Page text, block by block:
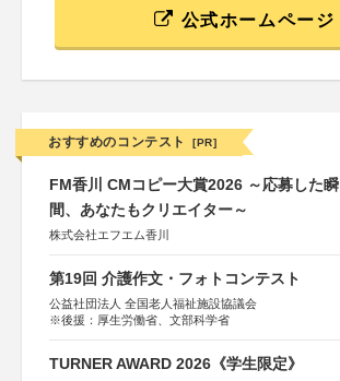
公式ホームページ
おすすめのコンテスト [PR]
FM香川 CMコピー大賞2026 ～応募した瞬
間、あなたもクリエイター～
株式会社エフエム香川
第19回 介護作文・フォトコンテスト
公益社団法人 全国老人福祉施設協議会
※後援：厚生労働省、文部科学省
TURNER AWARD 2026《学生限定》